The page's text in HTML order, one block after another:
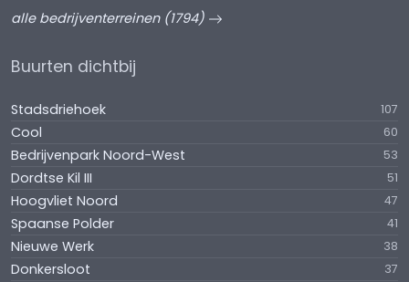
alle bedrijventerreinen (1794)
Buurten dichtbij
Stadsdriehoek 107
Cool 60
Bedrijvenpark Noord-West 53
Dordtse Kil III 51
Hoogvliet Noord 47
Spaanse Polder 41
Nieuwe Werk 38
Donkersloot 37